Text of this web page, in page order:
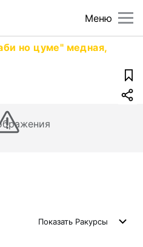
Меню
но цуме" медная,
Показать Ракурсы